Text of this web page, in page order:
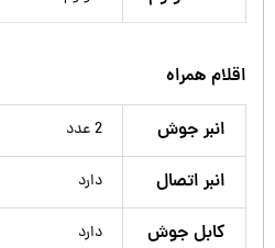
اقلام همراه
انبر جوش 2 عدد
انبر اتصال دارد
کابل جوش دارد